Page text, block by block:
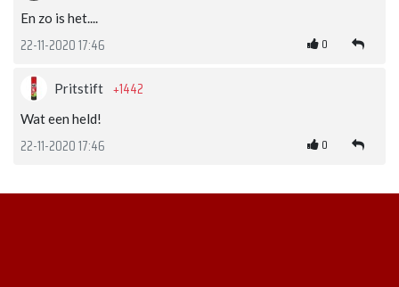
En zo is het....
22-11-2020 17:46 0
Pritstift +1442
Wat een held!
22-11-2020 17:46 0